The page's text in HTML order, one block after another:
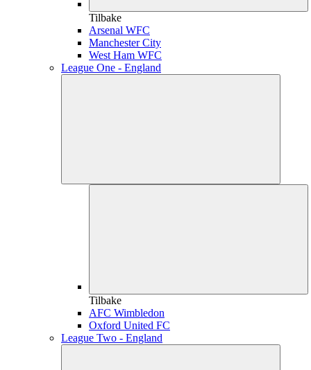
Tilbake
Arsenal WFC
Manchester City
West Ham WFC
League One - England
Tilbake
AFC Wimbledon
Oxford United FC
League Two - England